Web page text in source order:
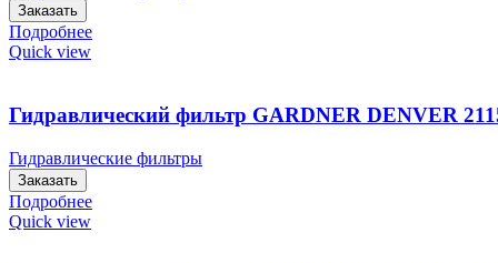
Заказать
Подробнее
Quick view
Гидравлический фильтр GARDNER DENVER
Гидравлические фильтры
Заказать
Подробнее
Quick view